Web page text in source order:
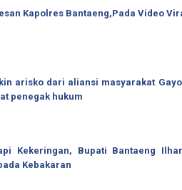
Kapolres Bantaeng,Pada Video
arisko dari aliansi masyarakat
penegak hukum
Kekeringan, Bupati Bantaeng
Kebakaran